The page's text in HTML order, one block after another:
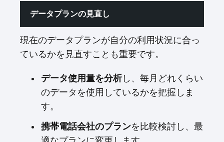
データプランの見直し
現在のデータプランが自分の利用状況に合っ
ているかを見直すことも重要です。
データ使用量を分析し、毎月どれくらい
のデータを使用しているかを把握しま
す。
携帯電話会社のプランを比較検討し、最